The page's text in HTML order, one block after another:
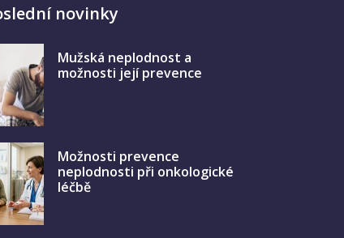
novinky
Mužská neplodnost a
možnosti její prevence
Možnosti prevence
neplodnosti při onkologické
léčbě